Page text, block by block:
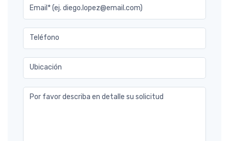
Email* (ej. diego.lopez@email.com)
Teléfono
Ubicación
Por favor describa en detalle su solicitud